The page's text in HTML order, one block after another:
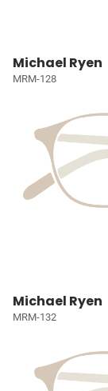
Michael Ryen
MRM-128
Michael Ryen
MRM-132